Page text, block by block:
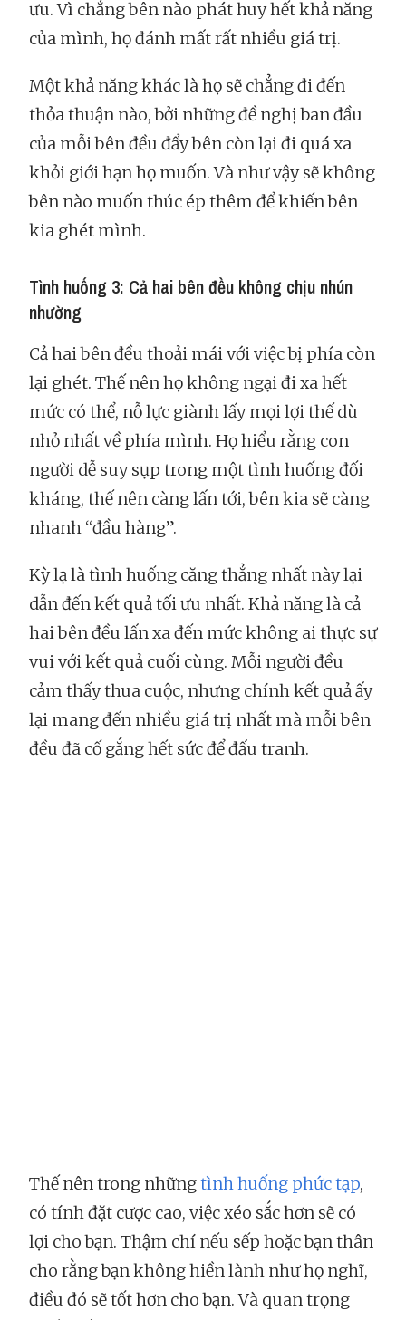
ưu. Vì chẳng bên nào phát huy hết khả năng
của mình, họ đánh mất rất nhiều giá trị.
Một khả năng khác là họ sẽ chẳng đi đến
thỏa thuận nào, bởi những đề nghị ban đầu
của mỗi bên đều đẩy bên còn lại đi quá xa
khỏi giới hạn họ muốn. Và như vậy sẽ không
bên nào muốn thúc ép thêm để khiến bên
kia ghét mình.
Tình huống 3: Cả hai bên đều không chịu nhún
nhường
Cả hai bên đều thoải mái với việc bị phía còn
lại ghét. Thế nên họ không ngại đi xa hết
mức có thể, nỗ lực giành lấy mọi lợi thế dù
nhỏ nhất về phía mình. Họ hiểu rằng con
người dễ suy sụp trong một tình huống đối
kháng, thế nên càng lấn tới, bên kia sẽ càng
nhanh “đầu hàng”.
Kỳ lạ là tình huống căng thẳng nhất này lại
dẫn đến kết quả tối ưu nhất. Khả năng là cả
hai bên đều lấn xa đến mức không ai thực sự
vui với kết quả cuối cùng. Mỗi người đều
cảm thấy thua cuộc, nhưng chính kết quả ấy
lại mang đến nhiều giá trị nhất mà mỗi bên
đều đã cố gắng hết sức để đấu tranh.
Thế nên trong nhữngtình huống phức tạp,
có tính đặt cược cao, việc xéo sắc hơn sẽ có
lợi cho bạn. Thậm chí nếu sếp hoặc bạn thân
cho rằng bạn không hiền lành như họ nghĩ,
điều đó sẽ tốt hơn cho bạn. Và quan trọng